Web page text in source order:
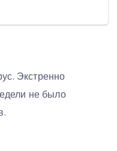
Экстренно
не было